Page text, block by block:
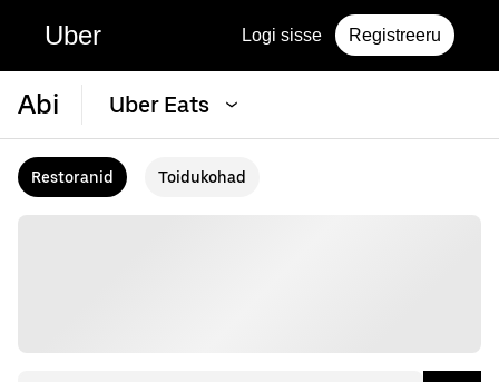
Uber Logi sisse Registreeru
Abi Uber Eats
Restoranid Toidukohad